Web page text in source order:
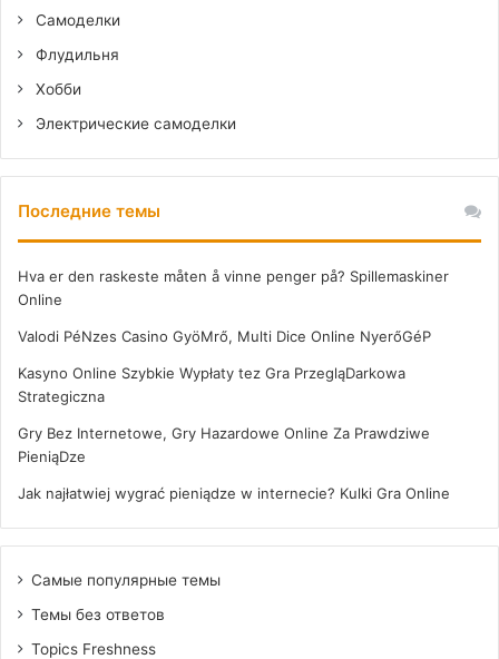
Самоделки
Флудильня
Хобби
Электрические самоделки
Последние темы
Hva er den raskeste måten å vinne penger på? Spillemaskiner
Online
Valodi PéNzes Casino GyöMrő, Multi Dice Online NyerőGéP
Kasyno Online Szybkie Wypłaty tez Gra PrzegląDarkowa
Strategiczna
Gry Bez Internetowe, Gry Hazardowe Online Za Prawdziwe
PieniąDze
Jak najłatwiej wygrać pieniądze w internecie? Kulki Gra Online
Самые популярные темы
Темы без ответов
Topics Freshness